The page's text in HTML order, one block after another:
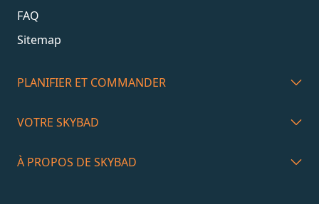
FAQ
Sitemap
PLANIFIER ET COMMANDER
VOTRE SKYBAD
À PROPOS DE SKYBAD